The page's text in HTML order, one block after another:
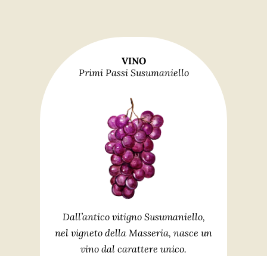
VINO
Primi Passi Susumaniello
Dall’antico vitigno Susumaniello,
nel vigneto della Masseria, nasce un
vino dal carattere unico.